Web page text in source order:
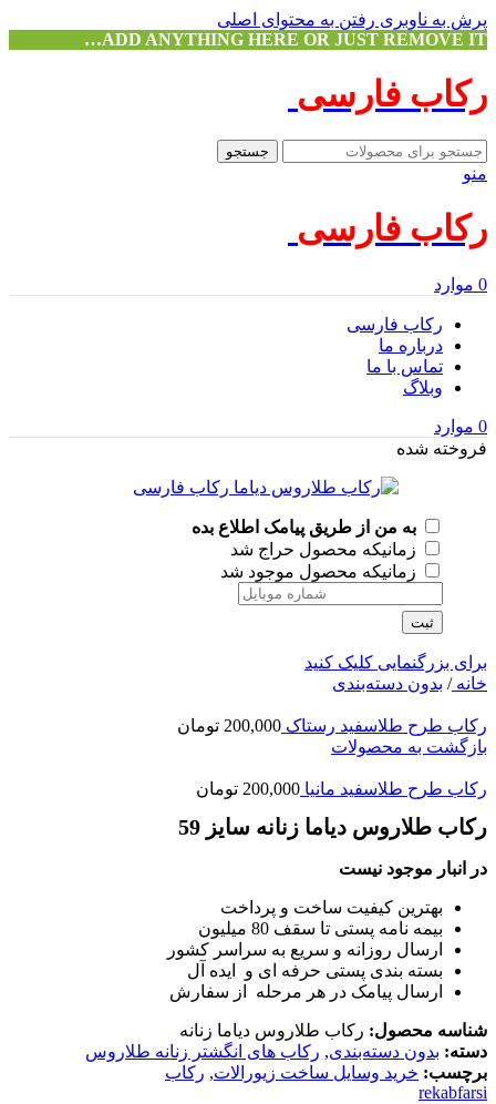
پرش به ناوبری رفتن به محتوای اصلی
ADD ANYTHING HERE OR JUST REMOVE IT…
رکاب فارسی
جستجو
منو
رکاب فارسی
0 موارد
رکاب فارسی
درباره ما
تماس با ما
وبلاگ
0 موارد
فروخته شده
به من از طریق پیامک اطلاع بده
زمانیکه محصول حراج شد
زمانیکه محصول موجود شد
ثبت
برای بزرگنمایی کلیک کنید
خانه/ بدون دسته‌بندی
رکاب طرح طلاسفید رستاک 200,000 تومان
بازگشت به محصولات
رکاب طرح طلاسفید مانیا 200,000 تومان
رکاب طلاروس دیاما زنانه سایز 59
در انبار موجود نیست
بهترین کیفیت ساخت و پرداخت
بیمه نامه پستی تا سقف 80 میلیون
ارسال روزانه و سریع به سراسر کشور
بسته بندی پستی حرفه ای و ایده آل
ارسال پیامک در هر مرحله از سفارش
شناسه محصول: رکاب طلاروس دیاما زنانه
دسته: بدون دسته‌بندی, رکاب های انگشتر زنانه طلاروس
برچسب: خرید وسایل ساخت زیورالات, رکاب
rekabfarsi